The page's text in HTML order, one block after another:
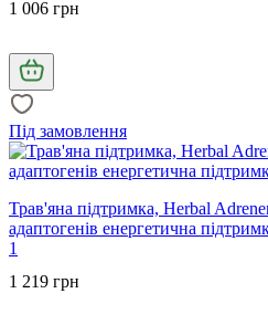
1 006 грн
Під замовлення
Трав'яна підтримка, Herbal
адаптогенів енергетична
1
1 219 грн